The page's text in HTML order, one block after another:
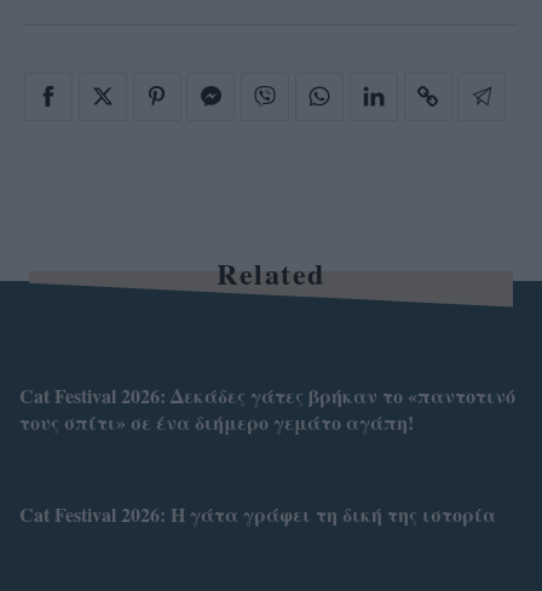
Related
Cat Festival 2026: Δεκάδες γάτες βρήκαν το «παντοτινό
τους σπίτι» σε ένα διήμερο γεμάτο αγάπη!
Cat Festival 2026: Η γάτα γράφει τη δική της ιστορία